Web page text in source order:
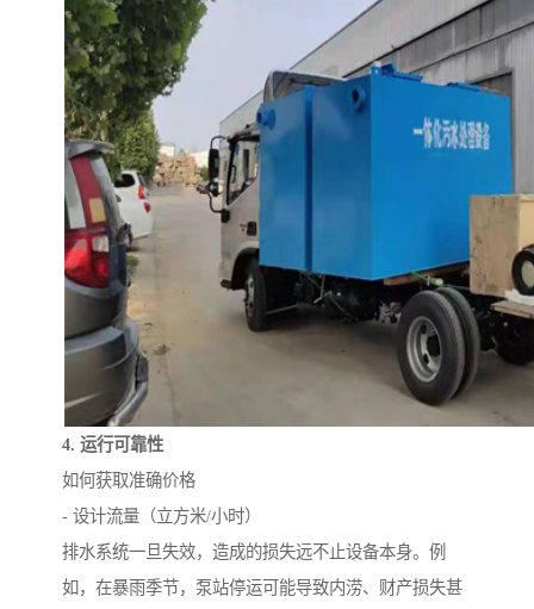
4. 运行可靠性
如何获取准确价格
- 设计流量（立方米/小时）
排水系统一旦失效，造成的损失远不止设备本身。例
如，在暴雨季节，泵站停运可能导致内涝、财产损失甚